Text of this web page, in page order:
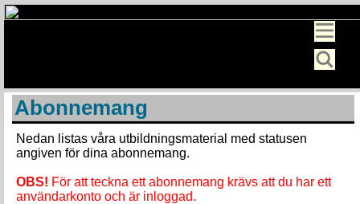
Abonnemang
Nedan listas våra utbildningsmaterial med statusen
angiven för dina abonnemang.
OBS! För att teckna ett abonnemang krävs att du har ett
användarkonto och är inloggad.